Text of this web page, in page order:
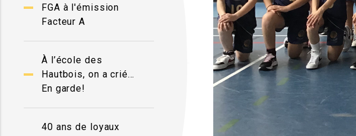
FGA à l'émission
Facteur A
À l’école des
Hautbois, on a crié…
En garde!
40 ans de loyaux